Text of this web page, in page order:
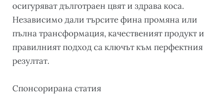
осигуряват дълготраен цвят и здрава коса.
Независимо дали търсите фина промяна или
пълна трансформация, качественият продукт и
правилният подход са ключът към перфектния
резултат.
Спонсорирана статия